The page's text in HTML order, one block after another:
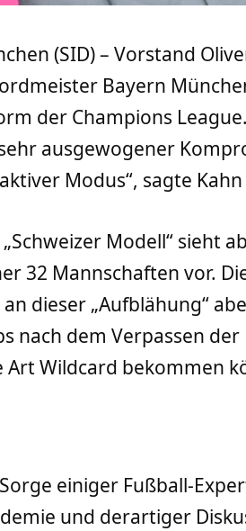
(SID) – Vorstand
Bayern
der Champions
ausgewogener
Modus“, sagte
„Schweizer Modell“ sieht
32 Mannschaften vor.
an dieser „Aufblähung“
nach dem Verpassen
Art Wildcard bekommen
einiger Fußball-
und derartiger